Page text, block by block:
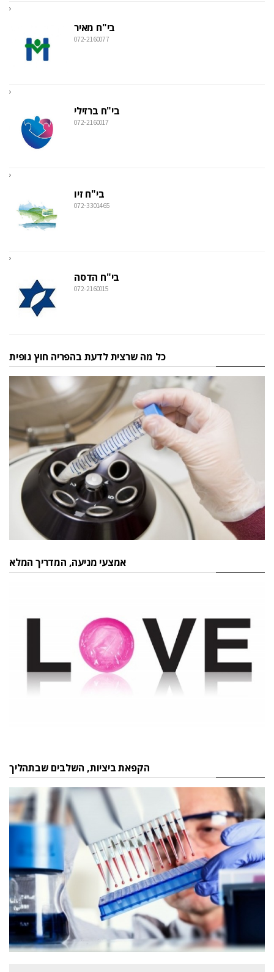
בי"ח מאיר
072-2160077
בי"ח ברזילי
072-2160017
בי"ח זיו
072-3301465
בי"ח הדסה
072-2160015
כל מה שרצית לדעת בהפריה חוץ גופית
אמצעי מניעה, המדריך המלא
הקפאת ביציות, השלבים שבתהליך